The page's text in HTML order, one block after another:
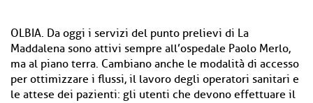
OLBIA. Da oggi i servizi del punto prelievi di La
Maddalena sono attivi sempre all’ospedale Paolo Merlo,
ma al piano terra. Cambiano anche le modalità di accesso
per ottimizzare i flussi, il lavoro degli operatori sanitari e
le attese dei pazienti: gli utenti che devono effettuare il